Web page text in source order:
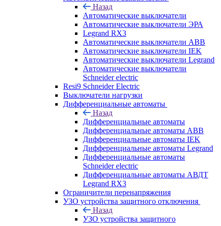
Назад
Автоматические выключатели
Автоматические выключатели ЭРА
Legrand RX3
Автоматические выключатели ABB
Автоматические выключатели IEK
Автоматические выключатели Legrand
Автоматические выключатели
Schneider electric
Resi9 Schneider Electric
Выключатели нагрузки
Дифференциальные автоматы
Назад
Дифференциальные автоматы
Дифференциальные автоматы ABB
Дифференциальные автоматы IEK
Дифференциальные автоматы Legrand
Дифференциальные автоматы
Schneider electric
Дифференциальные автоматы АВДТ
Legrand RX3
Ограничители перенапряжения
УЗО устройства защитного отключения
Назад
УЗО устройства защитного